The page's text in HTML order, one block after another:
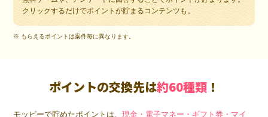
クリックするだけでポイントが貯まるコンテンツも。
※ もらえるポイントは案件毎に異なります。
ポイントの交換先は約60種類 ！
モッピーで貯めたポイントは、現金・電子マネー・ギフト券・マイ